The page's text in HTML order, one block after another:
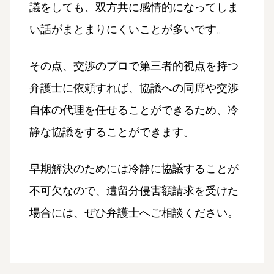
議をしても、双方共に感情的になってしま
い話がまとまりにくいことが多いです。
その点、交渉のプロで第三者的視点を持つ
弁護士に依頼すれば、協議への同席や交渉
自体の代理を任せることができるため、冷
静な協議をすることができます。
早期解決のためには冷静に協議することが
不可欠なので、遺留分侵害額請求を受けた
場合には、ぜひ弁護士へご相談ください。